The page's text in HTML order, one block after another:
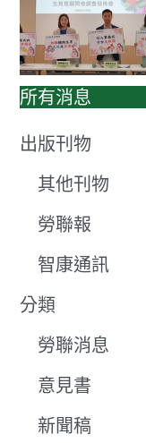
所有消息
出版刊物
其他刊物
勞聯報
智康通訊
分類
勞聯消息
意見書
新聞稿